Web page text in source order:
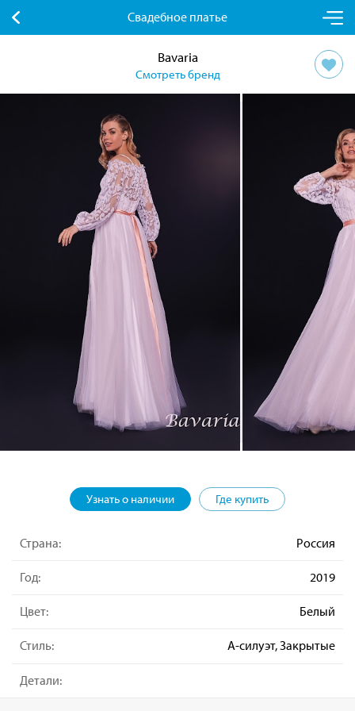
Свадебное платье
Bavaria
Смотреть бренд
Узнать о наличии Где купить
Страна: Россия
Год: 2019
Цвет: Белый
Стиль: А-силуэт, Закрытые
Детали: